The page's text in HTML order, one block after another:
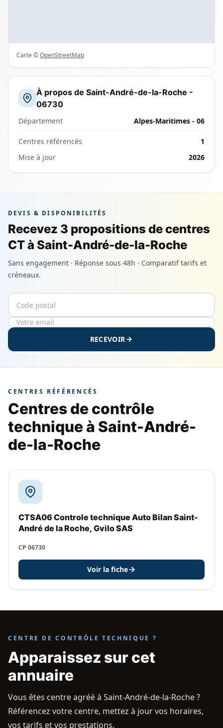
Carte ©OpenStreetMap
À propos de Saint-André-de-la-Roche -
06730
Département Alpes-Maritimes - 06
Centres référencés
1
Mise à jour
2026
DEVIS & DISPONIBILITÉS
Recevez 3 propositions de centres
CT à Saint-André-de-la-Roche
Sans engagement · Réponse sous 48h · Comparatif tarifs et
créneaux.
Code postal
Email
RECEVOIR
CENTRES RÉFÉRENCÉS
Centres de contrôle
technique à Saint-André-
de-la-Roche
CTSA06 Controle technique Auto Bilan Saint-
André de la Roche, Gvilo SAS
CP 06730
Voir la fiche
CENTRE DE CONTRÔLE TECHNIQUE ?
Apparaissez sur cet
annuaire
Vous êtes centre agréé à Saint-André-de-la-Roche ?
Référencez votre centre, mettez à jour vos horaires,
vos tarifs et vos prestations.